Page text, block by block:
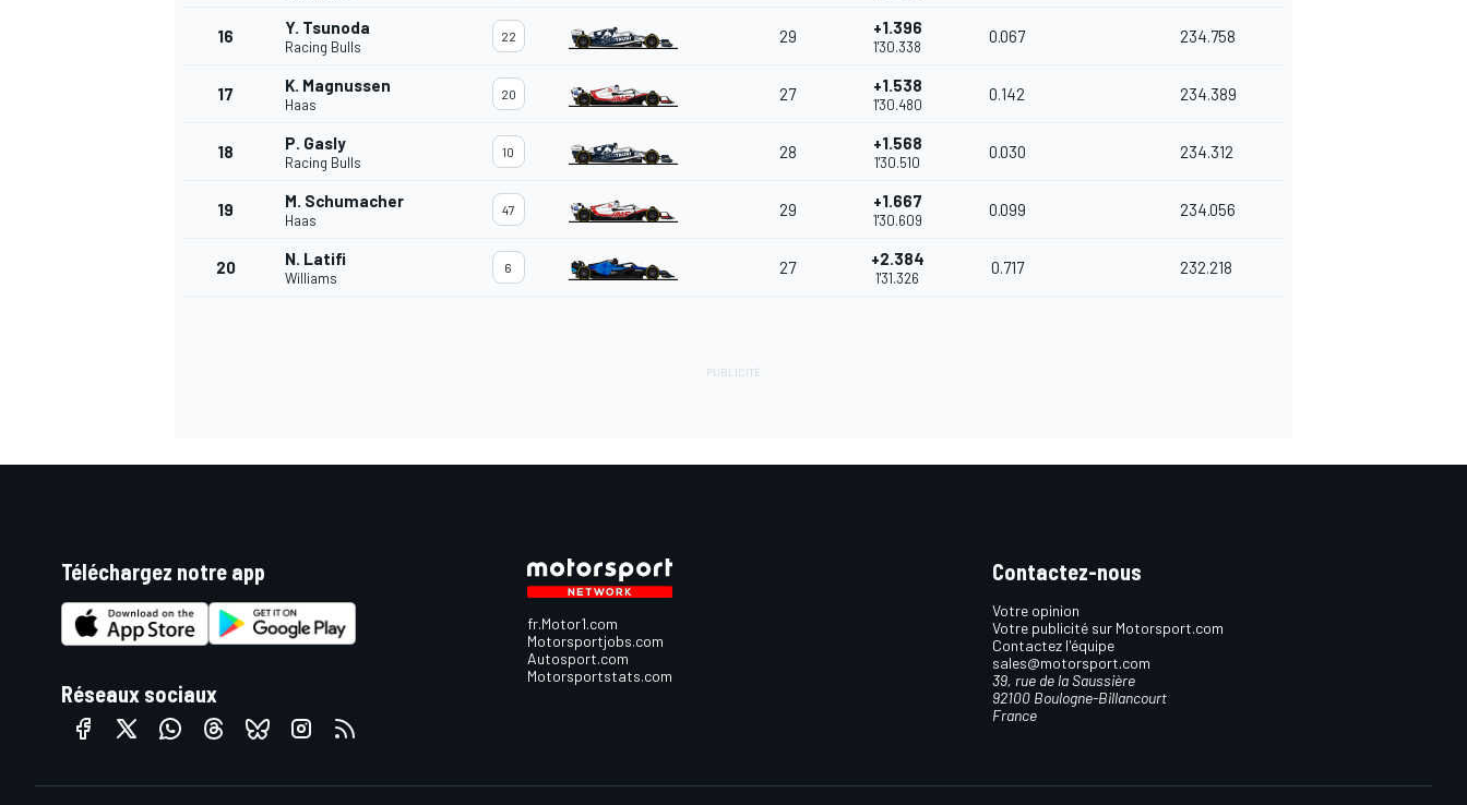
16 Y. Tsunoda
Racing Bulls
22 29 +1.396
1'30.338
0.067 234.758
17 K. Magnussen
Haas
20 27 +1.538
1'30.480
0.142 234.389
18 P. Gasly
Racing Bulls
10 28 +1.568
1'30.510
0.030 234.312
19 M. Schumacher
Haas
47 29 +1.667
1'30.609
0.099 234.056
20 N. Latifi
Williams
6 27 +2.384
1'31.326
0.717 232.218
Téléchargez notre app
Réseaux sociaux
fr.Motor1.com
Motorsportjobs.com
Autosport.com
Motorsportstats.com
Contactez-nous
Votre opinion
Votre publicité sur Motorsport.com
Contactez l'équipe
sales@motorsport.com
39, rue de la Saussière
92100 Boulogne-Billancourt
France